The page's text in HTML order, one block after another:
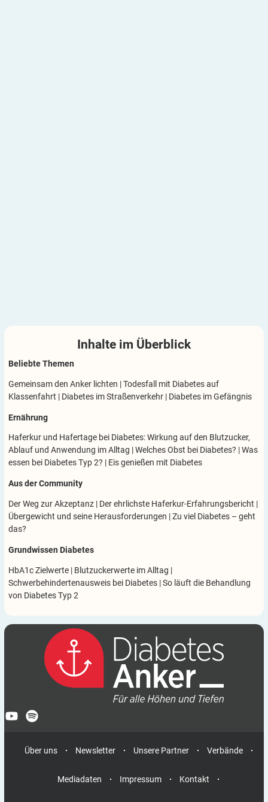
Inhalte im Überblick
Beliebte Themen
Gemeinsam den Anker lichten |Todesfall mit Diabetes auf
Klassenfahrt | Diabetes im Straßenverkehr | Diabetes im Gefängnis
Ernährung
Haferkur und Hafertage bei Diabetes: Wirkung auf den Blutzucker,
Ablauf und Anwendung im Alltag |Welches Obst bei Diabetes? |Was
essen bei Diabetes Typ 2? | Eis genießen mit Diabetes
Aus der Community
Der Weg zur Akzeptanz | Der ehrlichste Haferkur-Erfahrungsbericht |
Übergewicht und seine Herausforderungen |Zu viel Diabetes – geht
das?
Grundwissen Diabetes
HbA1c Zielwerte | Blutzuckerwerte im Alltag |
Schwerbehindertenausweis bei Diabetes |So läuft die Behandlung
von Diabetes Typ 2
Über uns Newsletter Unsere Partner Verbände
Mediadaten Impressum Kontakt